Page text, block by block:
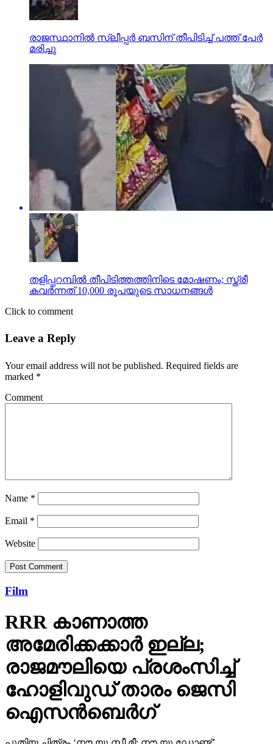
രാജസ്ഥാനില്‍ സ്ലീപ്പര്‍ ബസിന് തീപിടിച്ച് പത്ത് പേര്‍
മരിച്ചു
തളിപ്പറമ്പില്‍ തീപിടിത്തത്തിനിടെ മോഷണം; സ്ത്രീ
കവര്‍ന്നത് 10,000 രൂപയുടെ സാധനങ്ങള്‍
Click to comment
Leave a Reply
Your email address will not be published. Required fields are
marked *
Comment
Name *
Email *
Website
Film
RRR കാണാത്ത
അമേരിക്കക്കാര്‍ ഇല്ല;
രാജമൗലിയെ പ്രശംസിച്ച്
ഹോളിവുഡ് താരം ജെസി
ഐസന്‍ബെര്‍ഗ്